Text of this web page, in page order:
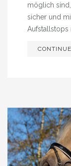
möglich
sicher und
Aufstallstops